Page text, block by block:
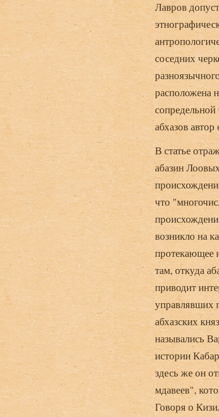
Лавров
соседних
расположена
сопредельной
абхазов
В статье
абазин
что
возникло на
протекающее
там, откуда
приводит
управлявших
абхазских
назывались
истории
здесь же он
мдавеев",
Говоря о